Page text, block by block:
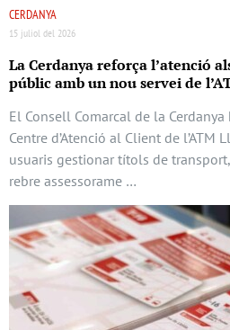
CERDANYA
15 juliol del 2026
La Cerdanya reforça l’atenció
públic amb un nou servei de
El Consell Comarcal de la
Centre d’Atenció al Client de l’ATM
usuaris gestionar títols de
rebre assessorame …